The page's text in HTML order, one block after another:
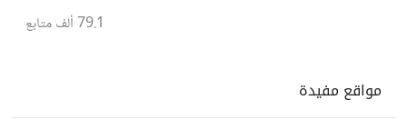
79.1 ألف متابع
مواقع مفيدة